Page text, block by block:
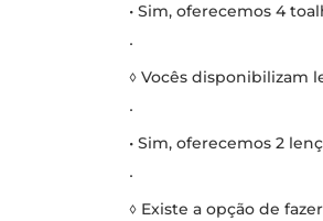
• Sim, oferecemos 4
∙
◊ Vocês disponibilizam
∙
• Sim, oferecemos 2
∙
◊ Existe a opção de